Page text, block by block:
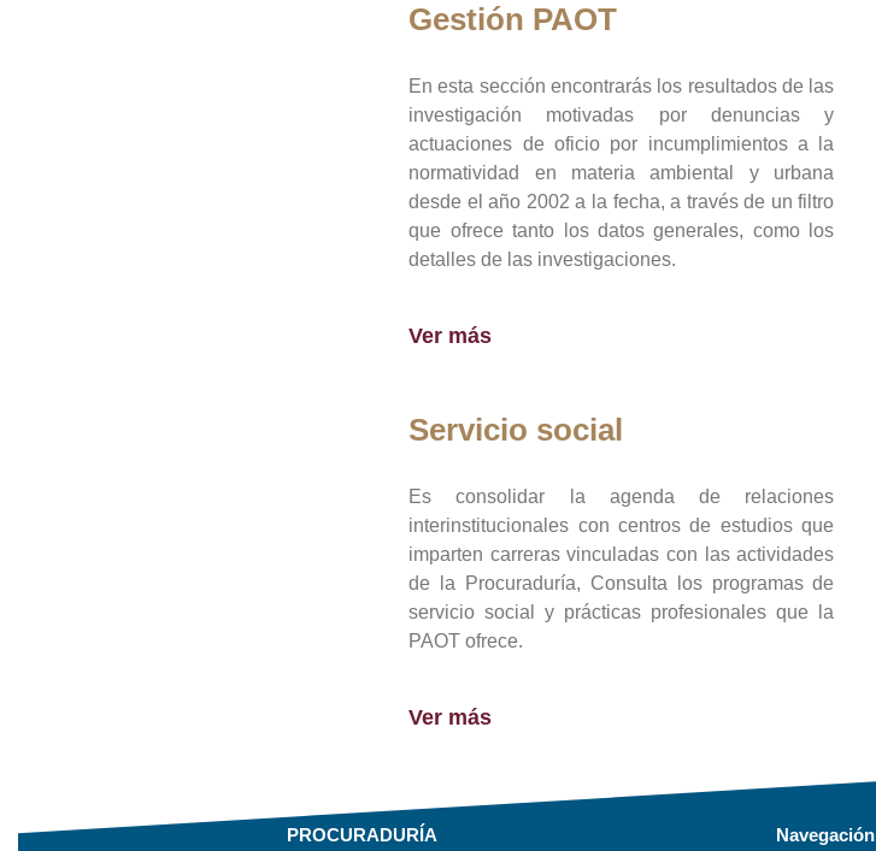
Gestión PAOT
En esta sección encontrarás los resultados de las
investigación motivadas por denuncias y
actuaciones de oficio por incumplimientos a la
normatividad en materia ambiental y urbana
desde el año 2002 a la fecha, a través de un filtro
que ofrece tanto los datos generales, como los
detalles de las investigaciones.
Ver más
Servicio social
Es consolidar la agenda de relaciones
interinstitucionales con centros de estudios que
imparten carreras vinculadas con las actividades
de la Procuraduría, Consulta los programas de
servicio social y prácticas profesionales que la
PAOT ofrece.
Ver más
PROCURADURÍA Navegación